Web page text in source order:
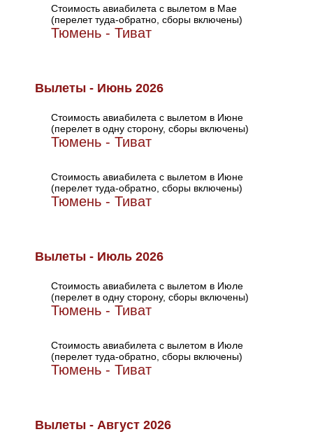
Стоимость авиабилета с вылетом в Мае
(перелет туда-обратно, сборы включены)
Тюмень - Тиват
Вылеты - Июнь 2026
Стоимость авиабилета с вылетом в Июне
(перелет в одну сторону, сборы включены)
Тюмень - Тиват
Стоимость авиабилета с вылетом в Июне
(перелет туда-обратно, сборы включены)
Тюмень - Тиват
Вылеты - Июль 2026
Стоимость авиабилета с вылетом в Июле
(перелет в одну сторону, сборы включены)
Тюмень - Тиват
Стоимость авиабилета с вылетом в Июле
(перелет туда-обратно, сборы включены)
Тюмень - Тиват
Вылеты - Август 2026